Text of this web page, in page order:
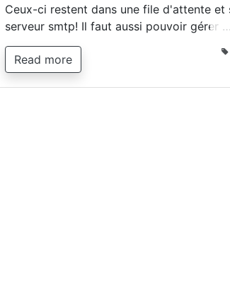
Ceux-ci restent dans une file d'attente
serveur smtp! Il faut aussi pouvoir gérer …
Read more